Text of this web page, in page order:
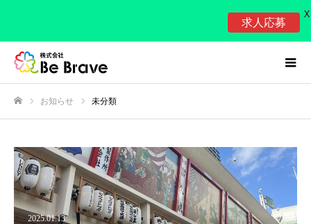
お知らせ 未分類
2025.01.13
求人応募 X